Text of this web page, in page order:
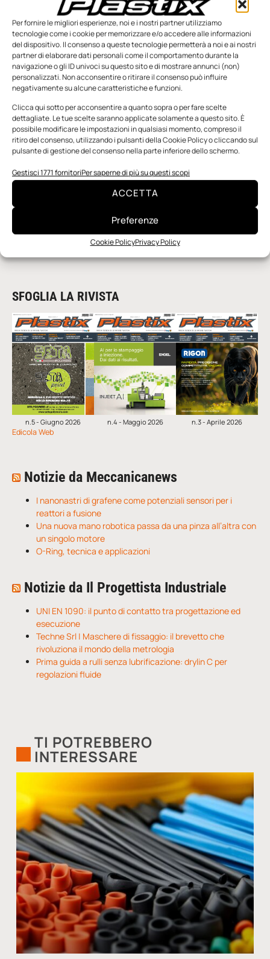
Per fornire le migliori esperienze, noi e i nostri partner utilizziamo
tecnologie come i cookie per memorizzare e/o accedere alle informazioni
del dispositivo. Il consenso a queste tecnologie permetterà a noi e ai nostri
partner di elaborare dati personali come il comportamento durante la
navigazione o gli ID univoci su questo sito e di mostrare annunci (non)
personalizzati. Non acconsentire o ritirare il consenso può influire
negativamente su alcune caratteristiche e funzioni.
Clicca qui sotto per acconsentire a quanto sopra o per fare scelte
dettagliate. Le tue scelte saranno applicate solamente a questo sito. È
possibile modificare le impostazioni in qualsiasi momento, compreso il
ritiro del consenso, utilizzando i pulsanti della Cookie Policy o cliccando sul
pulsante di gestione del consenso nella parte inferiore dello schermo.
Gestisci 1771 fornitoriPer saperne di più su questi scopi
ACCETTA
Preferenze
Cookie PolicyPrivacy Policy
canali irrigazione” dell’AFGP Centro Bonsignori di Remedello
(Brescia), che ha dimostrato quanto sia importante sapere
presentare ed esporre bene le buone idee. Infine, è stato
assegnato ilpremio Regioneal progetto migliore per ciascuna
delle 17 regioni partecipanti.
AUTOMAZIONE
CAMPIONATI DI AUTOMAZIONE SIEMENS
DIGITAL EXPERIENCE CENTER (DEX)
DIGITAL TWIN
FABIO COPPOLA
IIS GALILEI-ARTIGLIO DI VIAREGGIO
ITI GUGLIELMO MARCONI DI DALMINE
ITS LOMBARDIA MECCATRONICA
SFOGLIA LA RIVISTA
n.5 - Giugno 2026 n.4 - Maggio 2026 n.3 - Aprile 2026
Edicola Web
Notizie da Meccanicanews
I nanonastri di grafene come potenziali sensori per i
reattori a fusione
Una nuova mano robotica passa da una pinza all’altra con
un singolo motore
O-Ring, tecnica e applicazioni
Notizie da Il Progettista Industriale
UNI EN 1090: il punto di contatto tra progettazione ed
esecuzione
Techne Srl | Maschere di fissaggio: il brevetto che
rivoluziona il mondo della metrologia
Prima guida a rulli senza lubrificazione: drylin C per
regolazioni fluide
TI POTREBBERO
INTERESSARE